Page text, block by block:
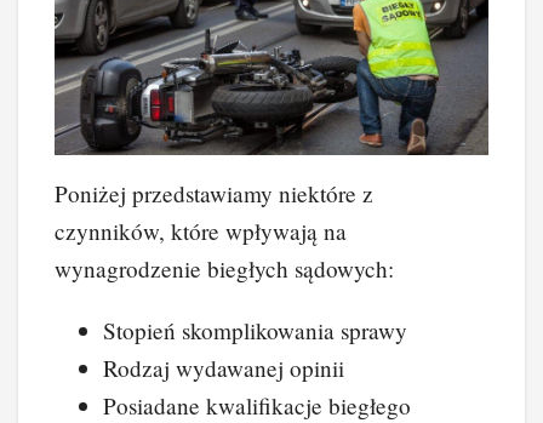
Poniżej przedstawiamy niektóre z
czynników, które wpływają na
wynagrodzenie biegłych sądowych:
Stopień skomplikowania sprawy
Rodzaj wydawanej opinii
Posiadane kwalifikacje biegłego